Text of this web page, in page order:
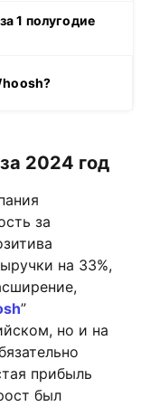
1 полугодие
2024 год
за
на 33%,
”
но и на
прибыль
был